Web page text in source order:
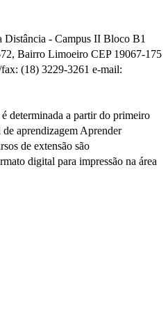
- Campus II Bloco B1
Bairro Limoeiro CEP 19067-175
(18) 3229-3261 e-mail:
determinada a partir do primeiro
aprendizagem Aprender
de extensão são
digital para impressão na área